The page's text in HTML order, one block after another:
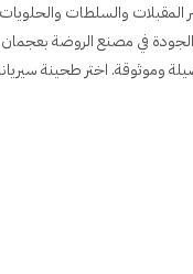
المقبلات والسلطات
الجودة في مصنع الروضة